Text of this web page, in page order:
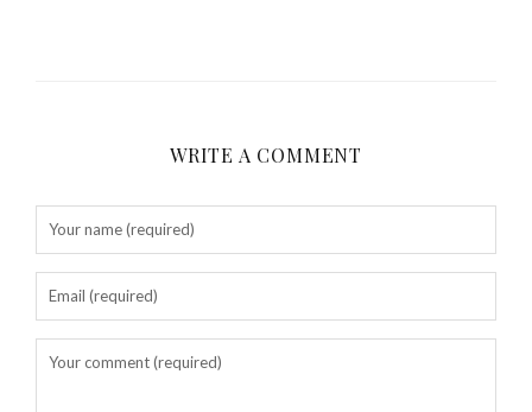
WRITE A COMMENT